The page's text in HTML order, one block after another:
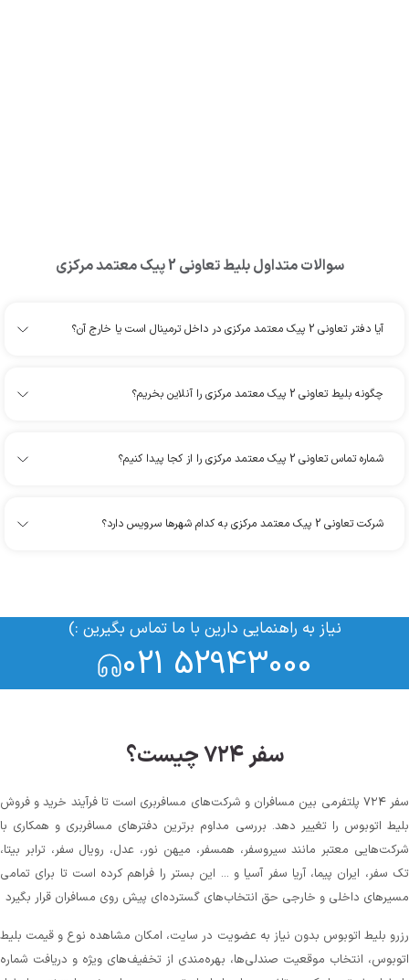
سوالات متداول بلیطتعاونی 2 پیک معتمد مرکزی
آیا دفتر تعاونی 2 پیک معتمد مرکزی در داخل ترمینال است یا خارج آن؟
چگونه بلیط تعاونی 2 پیک معتمد مرکزی را آنلاین بخریم؟
شماره تماس تعاونی 2 پیک معتمد مرکزی را از کجا پیدا کنیم؟
شرکت تعاونی 2 پیک معتمد مرکزی به کدام شهرها سرویس دارد؟
نیاز به راهنمایی دارین با ما تماس بگیرین :)
021 52943000
سفر ۷۲۴ چیست؟
سفر ۷۲۴ پلتفرمی بین مسافران و شرکت‌های مسافربری است تا فرآیند خرید و فروش
اتوبوس را تغییر دهد. بررسی مداوم برترین دفترهای مسافربری و همکاری با
معتبر مانند سیروسفر، همسفر، میهن‌ نور، عدل، رویال سفر، ترابر بیتا،
سفر، ایران پیما، آریا سفر آسیا و ... این بستر را فراهم کرده است تا برای تمامی
داخلی و خارجی حق انتخاب‌های گسترده‌ای پیش روی مسافران قرار بگیرد
بلیط اتوبوس بدون نیاز به عضویت در سایت، امکان مشاهده نوع و قیمت بلیط
انتخاب موقعیت صندلی‌ها، بهره‌مندی از تخفیف‌های ویژه و دریافت شماره‌